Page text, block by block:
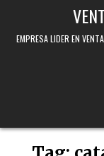
EMPRESA LIDER EN